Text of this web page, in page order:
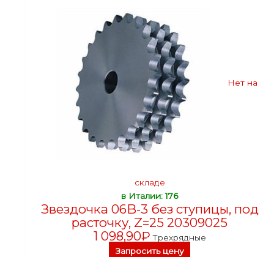
Нет на
складе
в Италии: 176
Звездочка 06B-3 без ступицы, под
расточку, Z=25 20309025
1 098,90₽ Трехрядные
Запросить цену